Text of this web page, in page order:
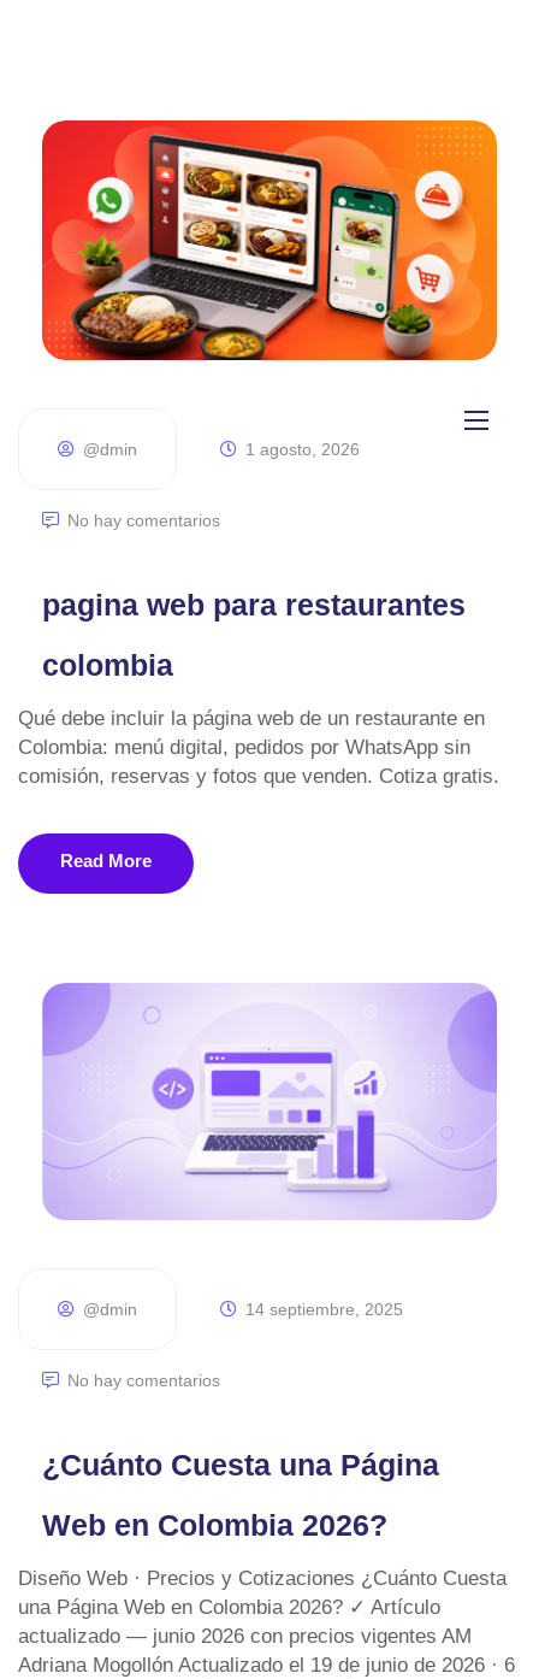
Inicio
Pagos en Línea
@dmin 1 agosto, 2026
No hay comentarios
pagina web para restaurantes
colombia
Qué debe incluir la página web de un restaurante en
Colombia: menú digital, pedidos por WhatsApp sin
comisión, reservas y fotos que venden. Cotiza gratis.
Read More
@dmin 14 septiembre, 2025
No hay comentarios
¿Cuánto Cuesta una Página
Web en Colombia 2026?
Diseño Web · Precios y Cotizaciones ¿Cuánto Cuesta
una Página Web en Colombia 2026? ✓ Artículo
actualizado — junio 2026 con precios vigentes AM
Adriana Mogollón Actualizado el 19 de junio de 2026 · 6